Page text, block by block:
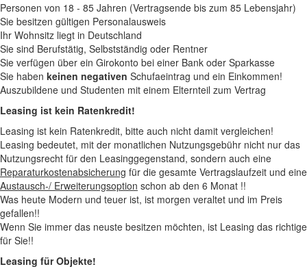
Personen von 18 - 85 Jahren (Vertragsende bis zum 85 Lebensjahr)
Sie besitzen gültigen Personalausweis
Ihr Wohnsitz liegt in Deutschland
Sie sind Berufstätig, Selbstständig oder Rentner
Sie verfügen über ein Girokonto bei einer Bank oder Sparkasse
Sie haben keinen negativen Schufaeintrag und ein Einkommen!
Auszubildene und Studenten mit einem Elternteil zum Vertrag
Leasing ist kein Ratenkredit!
Leasing ist kein Ratenkredit, bitte auch nicht damit vergleichen!
Leasing bedeutet, mit der monatlichen Nutzungsgebühr nicht nur das
Nutzungsrecht für den Leasinggegenstand, sondern auch eine
Reparaturkostenabsicherung für die gesamte Vertragslaufzeit und eine
Austausch-/ Erweiterungsoption schon ab den 6 Monat !!
Was heute Modern und teuer ist, ist morgen veraltet und im Preis
gefallen!!
Wenn Sie immer das neuste besitzen möchten, ist Leasing das richtige
für Sie!!
Leasing für Objekte!